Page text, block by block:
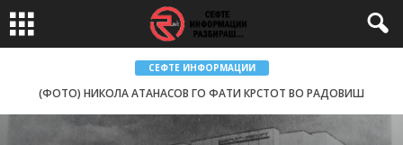
СЕФТЕ ИНФОРМАЦИИ
(ФОТО) НИКОЛА АТАНАСОВ ГО ФАТИ КРСТОТ ВО РАДОВИШ